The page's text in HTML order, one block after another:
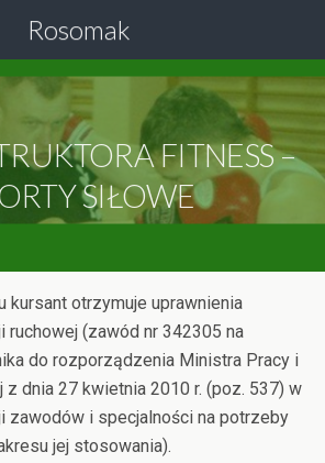
Rosomak
FITNESS –
SIŁOWE
kursant otrzymuje uprawnienia
ruchowej (zawód nr 342305 na
do rozporządzenia Ministra Pracy i
z dnia 27 kwietnia 2010 r. (poz. 537) w
zawodów i specjalności na potrzeby
jej stosowania).